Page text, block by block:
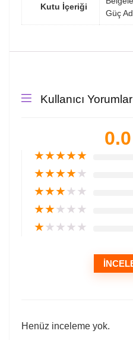
Kutu İçeriği
Güç
Kullanıcı
0.0
★★★★★
★★★★★
★★★★★
★★★★★
★★★★★
Henüz inceleme yok.